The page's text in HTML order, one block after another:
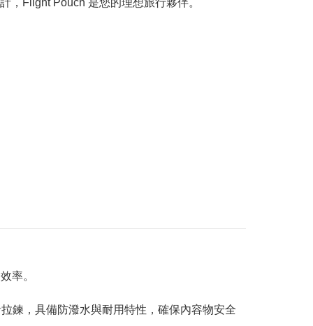
，Flight Pouch 是您的理想旅行夥伴。
率。
鍊，具備防潑水與耐用特性，確保內容物安全